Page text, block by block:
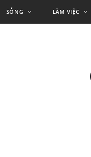
SỐNG LÀM VIỆC